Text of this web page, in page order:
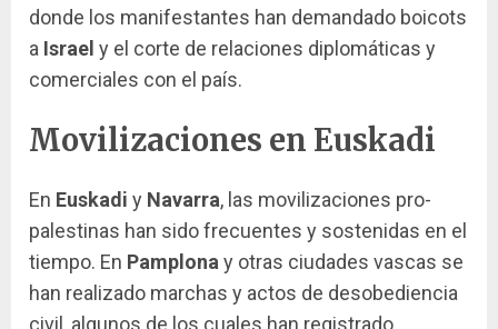
donde los manifestantes han demandado boicots
a Israel y el corte de relaciones diplomáticas y
comerciales con el país.
Movilizaciones en Euskadi
En Euskadi y Navarra, las movilizaciones pro-
palestinas han sido frecuentes y sostenidas en el
tiempo. En Pamplonay otras ciudades vascas se
han realizado marchas y actos de desobediencia
civil, algunos de los cuales han registrado